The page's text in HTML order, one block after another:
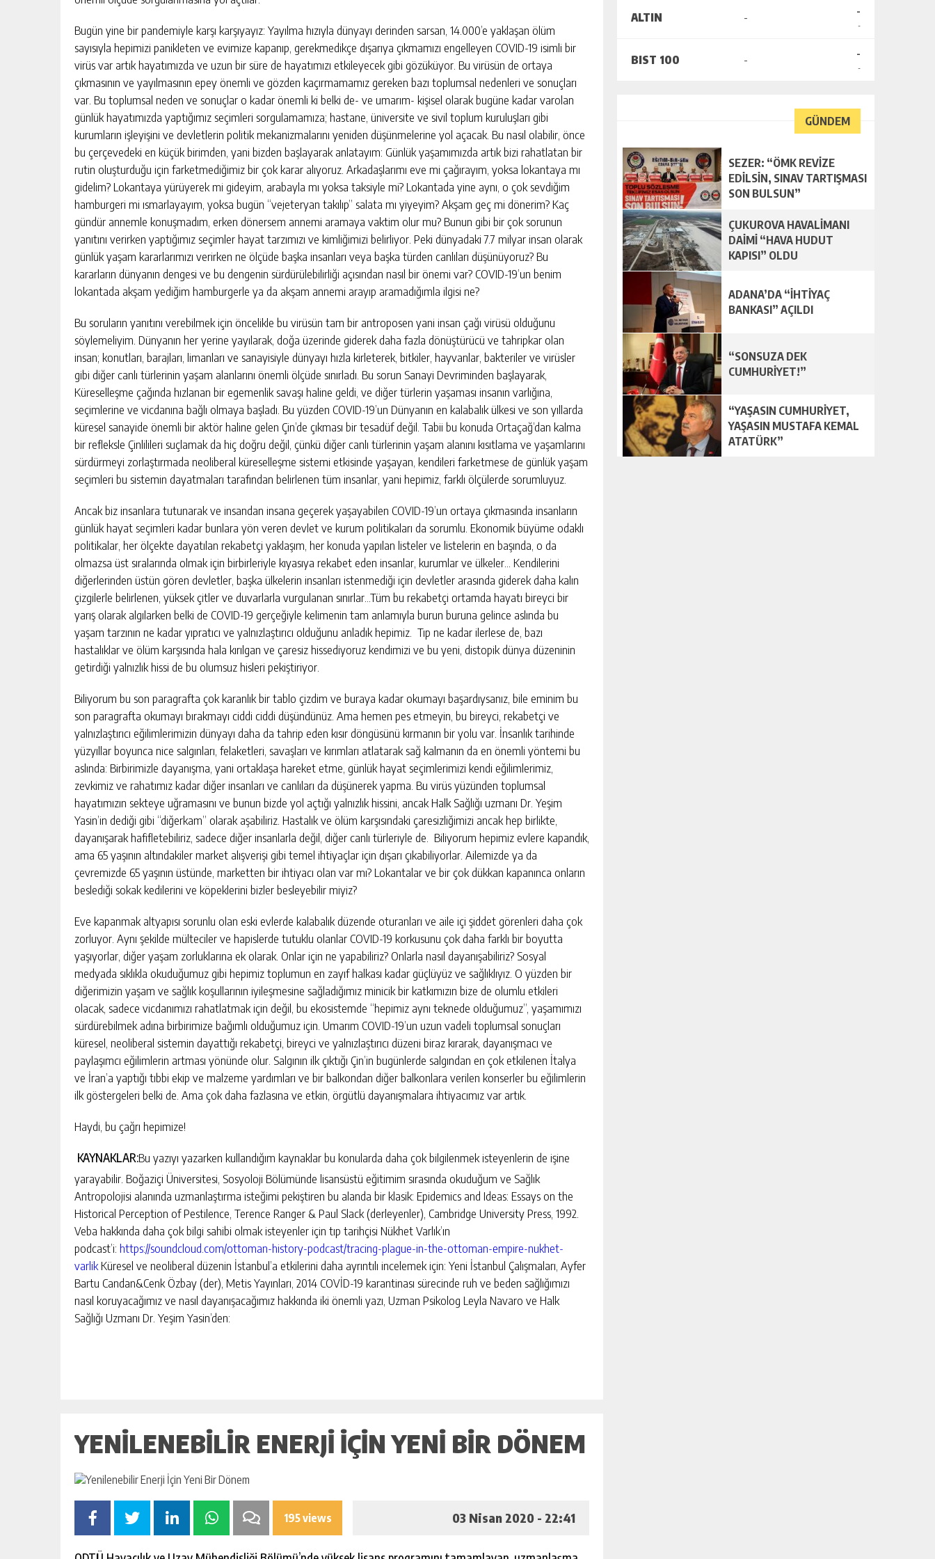
Bugün yine bir pandemiyle karşı karşıyayız: Yayılma hızıyla dünyayı derinden sarsan, 14.000’e yaklaşan ölüm
sayısıyla hepimizi panikleten ve evimize kapanıp, gerekmedikçe dışarıya çıkmamızı engelleyen COVID-19 isimli bir
virüs var artık hayatımızda ve uzun bir süre de hayatımızı etkileyecek gibi gözüküyor. Bu virüsün de ortaya
çıkmasının ve yayılmasının epey önemli ve gözden kaçırmamamız gereken bazı toplumsal nedenleri ve sonuçları
var. Bu toplumsal neden ve sonuçlar o kadar önemli ki belki de- ve umarım- kişisel olarak bugüne kadar varolan
günlük hayatımızda yaptığımız seçimleri sorgulamamıza; hastane, üniversite ve sivil toplum kuruluşları gibi
kurumların işleyişini ve devletlerin politik mekanizmalarını yeniden düşünmelerine yol açacak. Bu nasıl olabilir, önce
bu çerçevedeki en küçük birimden, yani bizden başlayarak anlatayım: Günlük yaşamımızda artık bizi rahatlatan bir
rutin oluşturduğu için farketmediğimiz bir çok karar alıyoruz. Arkadaşlarımı eve mi çağırayım, yoksa lokantaya mı
gidelim? Lokantaya yürüyerek mi gideyim, arabayla mı yoksa taksiyle mi? Lokantada yine aynı, o çok sevdiğim
hamburgeri mi ısmarlayayım, yoksa bugün “vejeteryan takılıp” salata mı yiyeyim? Akşam geç mi dönerim? Kaç
gündür annemle konuşmadım, erken dönersem annemi aramaya vaktim olur mu? Bunun gibi bir çok sorunun
yanıtını verirken yaptığımız seçimler hayat tarzımızı ve kimliğimizi belirliyor. Peki dünyadaki 7.7 milyar insan olarak
günlük yaşam kararlarımızı verirken ne ölçüde başka insanları veya başka türden canlıları düşünüyoruz? Bu
kararların dünyanın dengesi ve bu dengenin sürdürülebilirliği açısından nasıl bir önemi var? COVID-19’un benim
lokantada akşam yediğim hamburgerle ya da akşam annemi arayıp aramadığımla ilgisi ne?
Bu soruların yanıtını verebilmek için öncelikle bu virüsün tam bir antroposen yani insan çağı virüsü olduğunu
söylemeliyim. Dünyanın her yerine yayılarak, doğa üzerinde giderek daha fazla dönüştürücü ve tahripkar olan
insan; konutları, barajları, limanları ve sanayisiyle dünyayı hızla kirleterek, bitkiler, hayvanlar, bakteriler ve virüsler
gibi diğer canlı türlerinin yaşam alanlarını önemli ölçüde sınırladı. Bu sorun Sanayi Devriminden başlayarak,
Küreselleşme çağında hızlanan bir egemenlik savaşı haline geldi, ve diğer türlerin yaşaması insanın varlığına,
seçimlerine ve vicdanına bağlı olmaya başladı. Bu yüzden COVID-19’un Dünyanın en kalabalık ülkesi ve son yıllarda
küresel sanayide önemli bir aktör haline gelen Çin’de çıkması bir tesadüf değil. Tabii bu konuda Ortaçağ’dan kalma
bir refleksle Çinlilileri suçlamak da hiç doğru değil, çünkü diğer canlı türlerinin yaşam alanını kısıtlama ve yaşamlarını
sürdürmeyi zorlaştırmada neoliberal küreselleşme sistemi etkisinde yaşayan, kendileri farketmese de günlük yaşam
seçimleri bu sistemin dayatmaları tarafından belirlenen tüm insanlar, yani hepimiz, farklı ölçülerde sorumluyuz.
Ancak biz insanlara tutunarak ve insandan insana geçerek yaşayabilen COVID-19’un ortaya çıkmasında insanların
günlük hayat seçimleri kadar bunlara yön veren devlet ve kurum politikaları da sorumlu. Ekonomik büyüme odaklı
politikalar, her ölçekte dayatılan rekabetçi yaklaşım, her konuda yapılan listeler ve listelerin en başında, o da
olmazsa üst sıralarında olmak için birbirleriyle kıyasıya rekabet eden insanlar, kurumlar ve ülkeler… Kendilerini
diğerlerinden üstün gören devletler, başka ülkelerin insanları istenmediği için devletler arasında giderek daha kalın
çizgilerle belirlenen, yüksek çitler ve duvarlarla vurgulanan sınırlar…Tüm bu rekabetçi ortamda hayatı bireyci bir
yarış olarak algılarken belki de COVID-19 gerçeğiyle kelimenin tam anlamıyla burun buruna gelince aslında bu
yaşam tarzının ne kadar yıpratıcı ve yalnızlaştırıcı olduğunu anladık hepimiz. Tıp ne kadar ilerlese de, bazı
hastalıklar ve ölüm karşısında hala kırılgan ve çaresiz hissediyoruz kendimizi ve bu yeni, distopik dünya düzeninin
getirdiği yalnızlık hissi de bu olumsuz hisleri pekiştiriyor.
Biliyorum bu son paragrafta çok karanlık bir tablo çizdim ve buraya kadar okumayı başardıysanız, bile eminim bu
son paragrafta okumayı bırakmayı ciddi ciddi düşündünüz. Ama hemen pes etmeyin, bu bireyci, rekabetçi ve
yalnızlaştırıcı eğilimlerimizin dünyayı daha da tahrip eden kısır döngüsünü kırmanın bir yolu var. İnsanlık tarihinde
yüzyıllar boyunca nice salgınları, felaketleri, savaşları ve kırımları atlatarak sağ kalmanın da en önemli yöntemi bu
aslında: Birbirimizle dayanışma, yani ortaklaşa hareket etme, günlük hayat seçimlerimizi kendi eğilimlerimiz,
zevkimiz ve rahatımız kadar diğer insanları ve canlıları da düşünerek yapma. Bu virüs yüzünden toplumsal
hayatımızın sekteye uğramasını ve bunun bizde yol açtığı yalnızlık hissini, ancak Halk Sağlığı uzmanı Dr. Yeşim
Yasin’in dediği gibi “diğerkam” olarak aşabiliriz. Hastalık ve ölüm karşısındaki çaresizliğimizi ancak hep birlikte,
dayanışarak hafifletebiliriz, sadece diğer insanlarla değil, diğer canlı türleriyle de. Biliyorum hepimiz evlere kapandık,
ama 65 yaşının altındakiler market alışverişi gibi temel ihtiyaçlar için dışarı çıkabiliyorlar. Ailemizde ya da
çevremizde 65 yaşının üstünde, marketten bir ihtiyacı olan var mı? Lokantalar ve bir çok dükkan kapanınca onların
beslediği sokak kedilerini ve köpeklerini bizler besleyebilir miyiz?
Eve kapanmak altyapısı sorunlu olan eski evlerde kalabalık düzende oturanları ve aile içi şiddet görenleri daha çok
zorluyor. Aynı şekilde mülteciler ve hapislerde tutuklu olanlar COVID-19 korkusunu çok daha farklı bir boyutta
yaşıyorlar, diğer yaşam zorluklarına ek olarak. Onlar için ne yapabiliriz? Onlarla nasıl dayanışabiliriz? Sosyal
medyada sıklıkla okuduğumuz gibi hepimiz toplumun en zayıf halkası kadar güçlüyüz ve sağlıklıyız. O yüzden bir
diğerimizin yaşam ve sağlık koşullarının iyileşmesine sağladığımız minicik bir katkımızın bize de olumlu etkileri
olacak, sadece vicdanımızı rahatlatmak için değil, bu ekosistemde “hepimiz aynı teknede olduğumuz”, yaşamımızı
sürdürebilmek adına birbirimize bağımlı olduğumuz için. Umarım COVID-19’un uzun vadeli toplumsal sonuçları
küresel, neoliberal sistemin dayattığı rekabetçi, bireyci ve yalnızlaştırıcı düzeni biraz kırarak, dayanışmacı ve
paylaşımcı eğilimlerin artması yönünde olur. Salgının ilk çıktığı Çin’in bugünlerde salgından en çok etkilenen İtalya
ve İran’a yaptığı tıbbi ekip ve malzeme yardımları ve bir balkondan diğer balkonlara verilen konserler bu eğilimlerin
ilk göstergeleri belki de. Ama çok daha fazlasına ve etkin, örgütlü dayanışmalara ihtiyacımız var artık.
Haydi, bu çağrı hepimize!
KAYNAKLAR:Bu yazıyı yazarken kullandığım kaynaklar bu konularda daha çok bilgilenmek isteyenlerin de işine
yarayabilir. Boğaziçi Üniversitesi, Sosyoloji Bölümünde lisansüstü eğitimim sırasında okuduğum ve Sağlık
Antropolojisi alanında uzmanlaştırma isteğimi pekiştiren bu alanda bir klasik: Epidemics and Ideas: Essays on the
Historical Perception of Pestilence, Terence Ranger & Paul Slack (derleyenler), Cambridge University Press, 1992.
Veba hakkında daha çok bilgi sahibi olmak isteyenler için tıp tarihçisi Nükhet Varlık’ın
podcast’i: https://soundcloud.com/ottoman-history-podcast/tracing-plague-in-the-ottoman-empire-nukhet-
varlikKüresel ve neoliberal düzenin İstanbul’a etkilerini daha ayrıntılı incelemek için: Yeni İstanbul Çalışmaları, Ayfer
Bartu Candan&Cenk Özbay (der), Metis Yayınları, 2014 COVİD-19 karantinası sürecinde ruh ve beden sağlığımızı
nasıl koruyacağımız ve nasıl dayanışacağımız hakkında iki önemli yazı, Uzman Psikolog Leyla Navaro ve Halk
Sağlığı Uzmanı Dr. Yeşim Yasin’den:
YENILENEBILIR ENERJI İÇIN YENI BIR DÖNEM
195 views 03 Nisan 2020 - 22:41
ALTIN - -
-
BIST 100 - -
-
GÜNDEM
SEZER: “ÖMK REVİZE
EDİLSİN, SINAV TARTIŞMASI
SON BULSUN”
ÇUKUROVA HAVALİMANI
DAİMİ “HAVA HUDUT
KAPISI” OLDU
ADANA’DA “İHTİYAÇ
BANKASI” AÇILDI
“SONSUZA DEK
CUMHURİYET!”
“YAŞASIN CUMHURİYET,
YAŞASIN MUSTAFA KEMAL
ATATÜRK”